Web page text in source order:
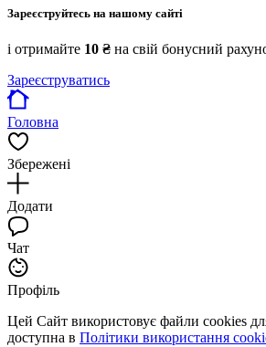
Зареєструйтесь на нашому сайті
і отримайте 10 ₴ на свій бонусний
Зареєструватись
Головна
Збережені
Додати
Чат
Профіль
Цей Сайт використовує файли cookies
доступна в Політики використання